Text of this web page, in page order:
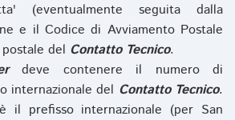
(eventualmente seguita dalla
e il Codice di Avviamento Postale
del Contatto Tecnico.
deve contenere il numero di
internazionale del Contatto Tecnico.
il prefisso internazionale (per San